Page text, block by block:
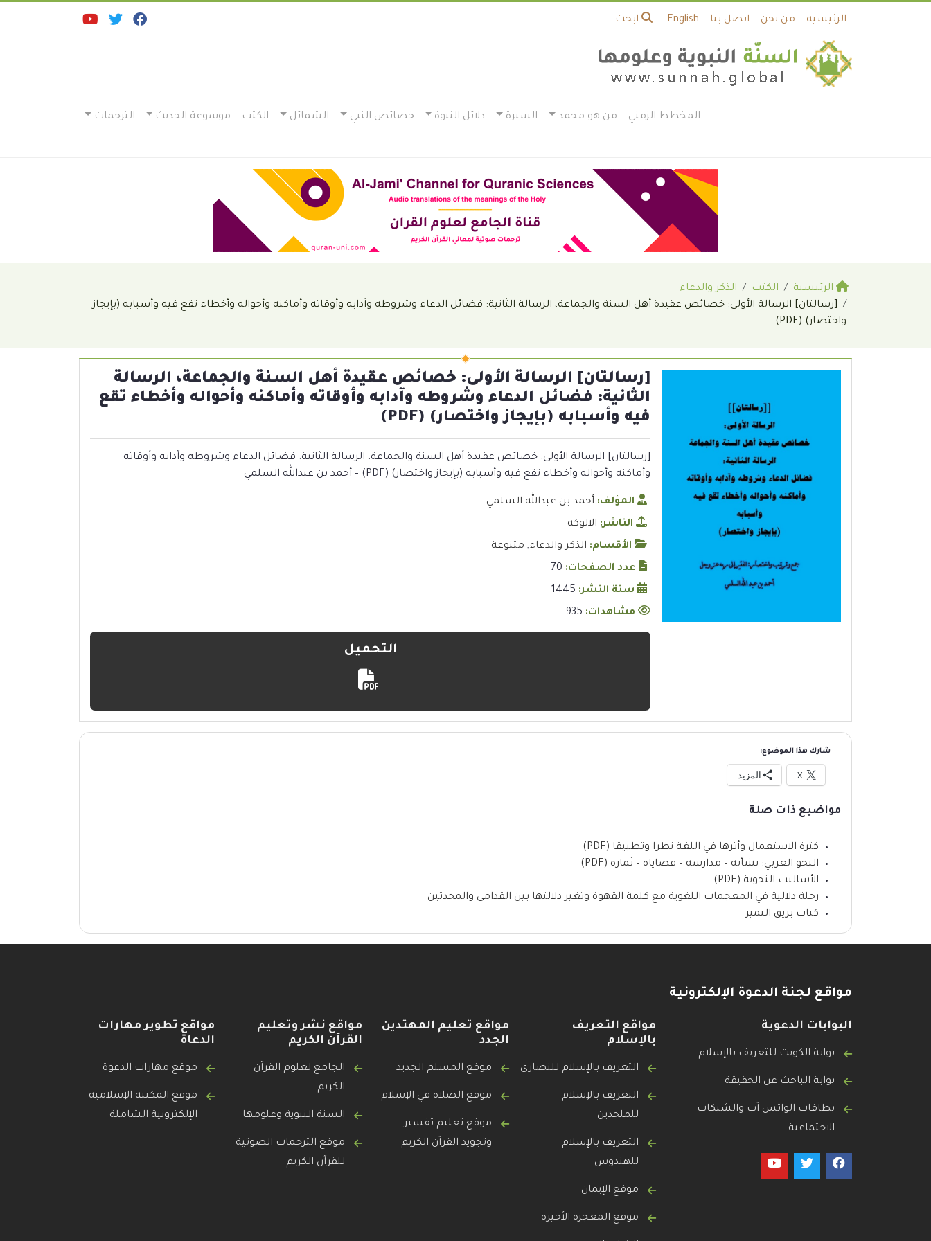
الرئيسية من نحن اتصل بنا English ابحث
المخطط الزمني من هو محمد السيرة دلائل النبوة خصائص النبي الشمائل الكتب موسوعة الحديث الترجمات
الرئيسية الكتب
الذكر والدعاء
[رسالتان] الرسالة الأولى: خصائص عقيدة أهل السنة والجماعة، الرسالة الثانية: فضائل الدعاء وشروطه وآدابه وأوقاته وأماكنه وأحواله وأخطاء تقع فيه وأسبابه (بإيجاز
واختصار) (PDF)
[رسالتان] الرسالة الأولى: خصائص عقيدة أهل السنة والجماعة، الرسالة
الثانية: فضائل الدعاء وشروطه وآدابه وأوقاته وأماكنه وأحواله وأخطاء تقع
فيه وأسبابه (بإيجاز واختصار) (PDF)
[رسالتان] الرسالة الأولى: خصائص عقيدة أهل السنة والجماعة، الرسالة الثانية: فضائل الدعاء وشروطه وآدابه وأوقاته
وأماكنه وأحواله وأخطاء تقع فيه وأسبابه (بإيجاز واختصار) (PDF) – أحمد بن عبدالله السلمي
المؤلف: أحمد بن عبدالله السلمي
الناشر: الالوكة
الأقسام: الذكر والدعاء, متنوعة
عدد الصفحات: 70
سنة النشر: 1445
مشاهدات:
التحميل
شارك هذا الموضوع:
X المزيد
مواضيع ذات صلة
كثرة الاستعمال وأثرها في اللغة نظرا وتطبيقا (PDF)
النحو العربي: نشأته – مدارسه – قضاياه – ثماره (PDF)
الأساليب النحوية (PDF)
رحلة دلالية في المعجمات اللغوية مع كلمة القهوة وتغير دلالتها بين القدامى والمحدثين
كتاب بريق التميز
مواقع لجنة الدعوة الإلكترونية
البوابات الدعوية
بوابة الكويت للتعريف بالإسلام
بوابة الباحث عن الحقيقة
بطاقات الواتس آب والشبكات
الاجتماعية
مواقع التعريف
بالإسلام
التعريف بالإسلام للنصارى
التعريف بالإسلام
للملحدين
التعريف بالإسلام
للهندوس
موقع الإيمان
موقع المعجزة الأخيرة
مواقع تعليم المهتدين
الجدد
موقع المسلم الجديد
موقع الصلاة في الإسلام
موقع تعليم تفسير
وتجويد القرآن الكريم
مواقع نشر وتعليم
القرآن الكريم
الجامع لعلوم القرآن
الكريم
السنة النبوية وعلومها
موقع الترجمات الصوتية
للقرآن الكريم
مواقع تطوير مهارات
الدعاة
موقع مهارات الدعوة
موقع المكتبة الإسلامية
الإلكترونية الشاملة